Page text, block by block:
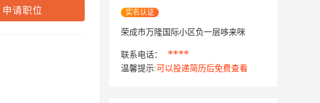
申请职位 实名认证
荣成市万隆国际小区负一层哆来咪
联系电话： ****
温馨提示: 可以投递简历后免费查看